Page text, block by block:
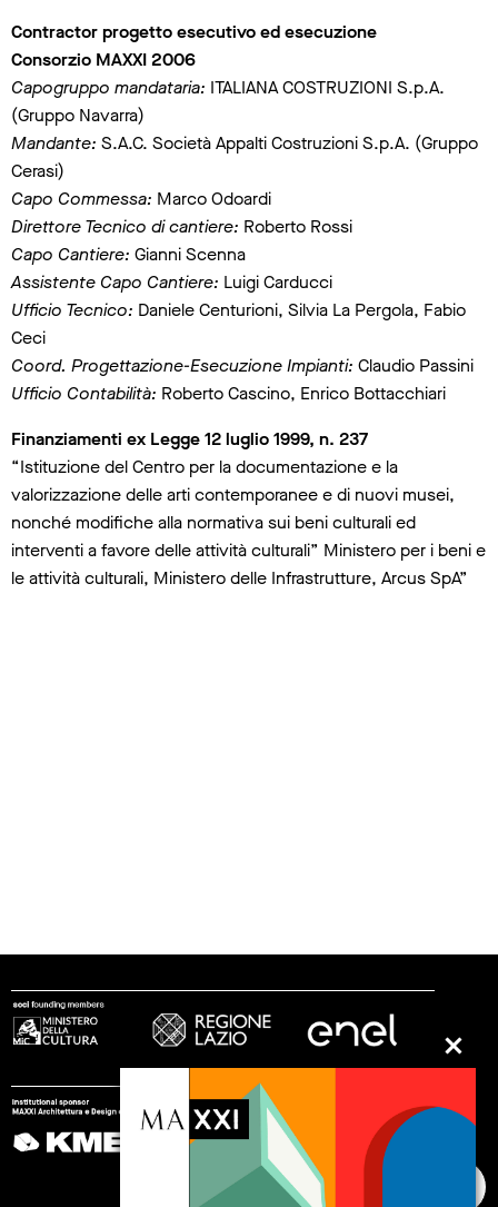
Contractor progetto esecutivo ed esecuzione
Consorzio MAXXI 2006
Capogruppo mandataria: ITALIANA COSTRUZIONI S.p.A.
(Gruppo Navarra)
Mandante: S.A.C. Società Appalti Costruzioni S.p.A. (Gruppo
Cerasi)
Capo Commessa: Marco Odoardi
Direttore Tecnico di cantiere: Roberto Rossi
Capo Cantiere: Gianni Scenna
Assistente Capo Cantiere: Luigi Carducci
Ufficio Tecnico: Daniele Centurioni, Silvia La Pergola, Fabio
Ceci
Coord. Progettazione-Esecuzione Impianti: Claudio Passini
Ufficio Contabilità: Roberto Cascino, Enrico Bottacchiari
Finanziamenti ex Legge 12 luglio 1999, n. 237
“Istituzione del Centro per la documentazione e la
valorizzazione delle arti contemporanee e di nuovi musei,
nonché modifiche alla normativa sui beni culturali ed
interventi a favore delle attività culturali” Ministero per i beni e
le attività culturali, Ministero delle Infrastrutture, Arcus SpA”